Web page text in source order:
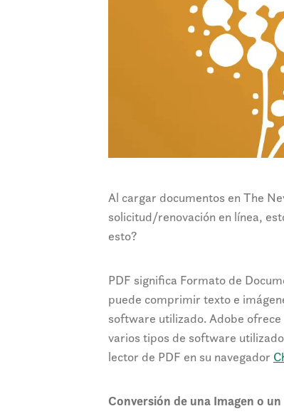
Al cargar documentos en The
solicitud/renovación en línea,
esto?
PDF significa Formato de
puede comprimir texto e
software utilizado. Adobe ofrece
varios tipos de software
lector de PDF en su navegador
Conversión de una Imagen o